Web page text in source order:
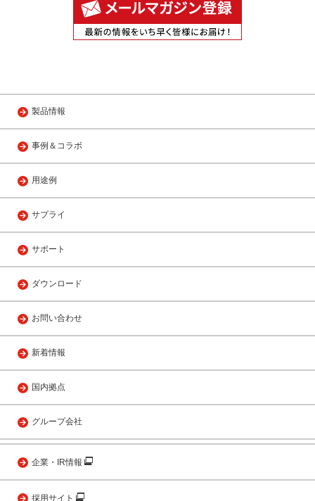
製品情報
事例＆コラボ
用途例
サプライ
サポート
ダウンロード
お問い合わせ
新着情報
国内拠点
グループ会社
企業・IR情報
採用サイト